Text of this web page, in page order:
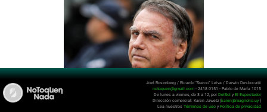
Los aranceles de Trump, la prisión de
Bolsonaro y el Brasil con “cáscara más
Joel Rosenberg / Ricardo “Sueco” Leiva / Darwin Desbocatti
notoquen@gmail.com - 2418 0151 - Pablo de María 1015
De lunes a viernes, de 8 a 12, porDelSol y El Espectador
Dirección comercial: Karen Jawetz (karen@magnolio.uy )
Lea nuestros Términos de uso y Política de privacidad